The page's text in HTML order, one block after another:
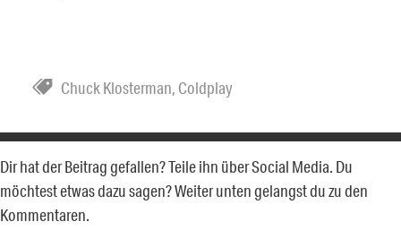
Chuck Klosterman, Coldplay
Dir hat der Beitrag gefallen? Teile ihn über Social Media. Du
möchtest etwas dazu sagen? Weiter unten gelangst du zu den
Kommentaren.